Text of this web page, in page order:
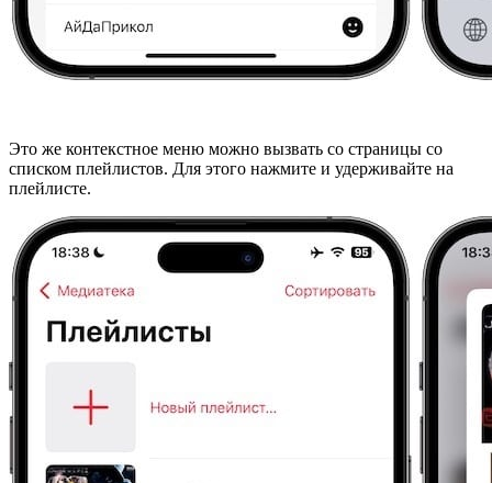
Это же контекстное меню можно вызвать со страницы со
списком плейлистов. Для этого нажмите и удерживайте на
плейлисте.